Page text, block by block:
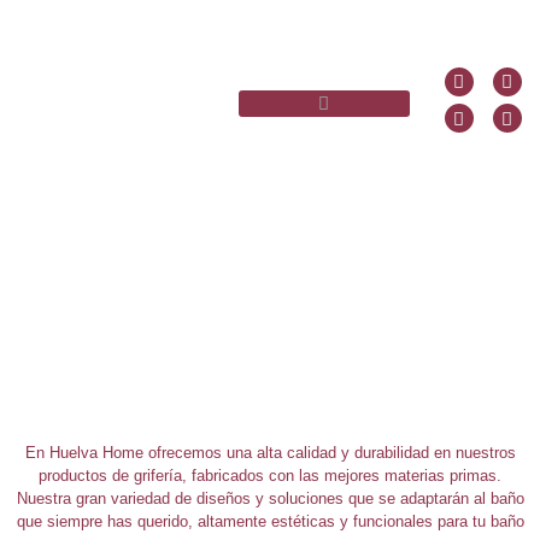
En Huelva Home ofrecemos una alta calidad y durabilidad en nuestros
productos de grifería, fabricados con las mejores materias primas.
Nuestra gran variedad de diseños y soluciones que se adaptarán al baño
que siempre has querido, altamente estéticas y funcionales para tu baño